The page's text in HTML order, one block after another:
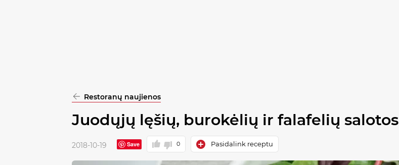
Restoranų naujienos
Juodųjų lęšių, burokėlių ir falafelių salotos
2018-10-19 Save 0 Pasidalink receptu